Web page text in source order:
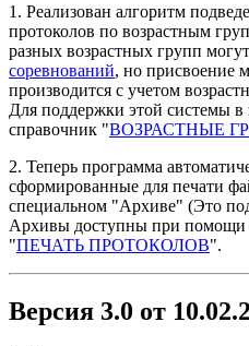
1. Реализован алгоритм
протоколов по возрастным
разных возрастных групп
соревнований, но присвоение
производится с учетом
Для поддержки этой системы в
справочник "ВОЗРАСТНЫЕ
2. Теперь программа
сформированные для печати
специальном "Архиве" (Это
Архивы доступны при помощи
"ПЕЧАТЬ ПРОТОКОЛОВ".
Версия 3.0 от